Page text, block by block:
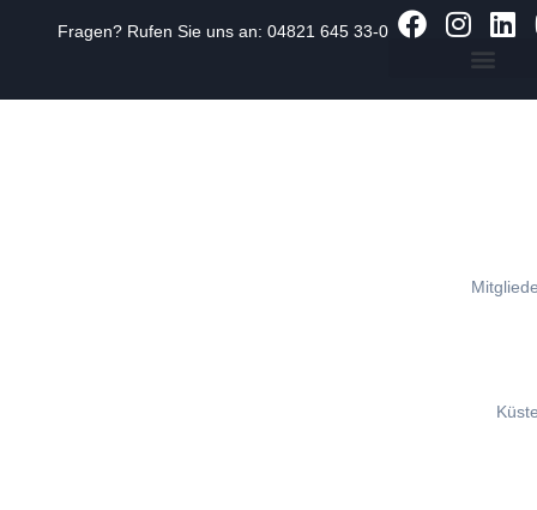
Fragen? Rufen Sie uns an: 04821 645 33-0